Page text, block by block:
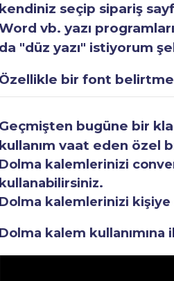
kendiniz seçip sipariş
vb. yazı
da "düz yazı" istiyorum
Özellikle bir font
Geçmişten bugüne bir
kullanım vaat eden özel
Dolma kalemlerinizi
kullanabilirsiniz.
Dolma kalemlerinizi kişiye
Dolma kalem kullanımına